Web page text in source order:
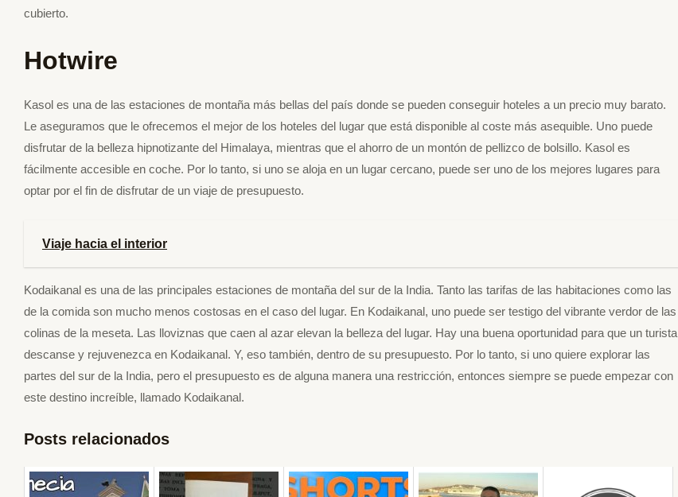
cubierto.
Hotwire
Kasol es una de las estaciones de montaña más bellas del país donde se pueden conseguir hoteles a un precio muy barato.
Le aseguramos que le ofrecemos el mejor de los hoteles del lugar que está disponible al coste más asequible. Uno puede
disfrutar de la belleza hipnotizante del Himalaya, mientras que el ahorro de un montón de pellizco de bolsillo. Kasol es
fácilmente accesible en coche. Por lo tanto, si uno se aloja en un lugar cercano, puede ser uno de los mejores lugares para
optar por el fin de disfrutar de un viaje de presupuesto.
Viaje hacia el interior
Kodaikanal es una de las principales estaciones de montaña del sur de la India. Tanto las tarifas de las habitaciones como las
de la comida son mucho menos costosas en el caso del lugar. En Kodaikanal, uno puede ser testigo del vibrante verdor de las
colinas de la meseta. Las lloviznas que caen al azar elevan la belleza del lugar. Hay una buena oportunidad para que un turista
descanse y rejuvenezca en Kodaikanal. Y, eso también, dentro de su presupuesto. Por lo tanto, si uno quiere explorar las
partes del sur de la India, pero el presupuesto es de alguna manera una restricción, entonces siempre se puede empezar con
este destino increíble, llamado Kodaikanal.
Posts relacionados